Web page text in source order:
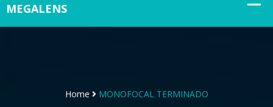
Home MONOFOCAL TERMINADO